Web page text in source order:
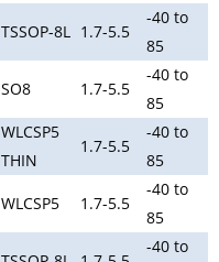
TSSOP-8L 1.7-5.5
-40 to
85
SO8 1.7-5.5
-40 to
85
WLCSP5
THIN
1.7-5.5
-40 to
85
WLCSP5 1.7-5.5
-40 to
85
-40 to